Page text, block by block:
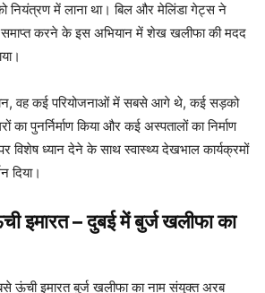
को नियंत्रण में लाना था। बिल और मेलिंडा गेट्स ने
समाप्त करने के इस अभियान में शेख खलीफा की मदद
वह कई परियोजनाओं में सबसे आगे थे, कई सड़को
का पुनर्निर्माण किया और कई अस्पतालों का निर्माण
पर विशेष ध्यान देने के साथ स्वास्थ्य देखभाल कार्यक्रमों
दिया।
इमारत – दुबई में बुर्ज खलीफा का
ऊंची इमारत बुर्ज खलीफा का नाम संयुक्त अरब